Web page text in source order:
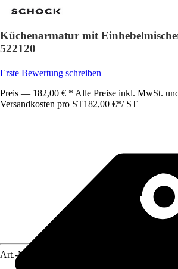
Küchenarmatur mit
522120
Erste Bewertung schreiben
Preis — 182,00 € * Alle Preise inkl. MwSt.
Versandkosten pro ST182,00 €*/ ST
Art.-Nr.